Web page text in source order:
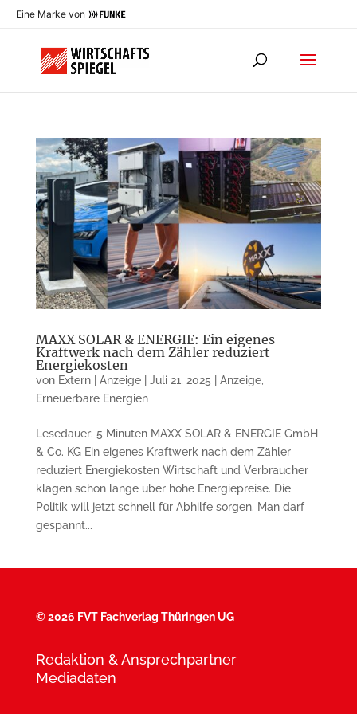
Eine Marke von
MAXX SOLAR & ENERGIE: Ein eigenes
Kraftwerk nach dem Zähler reduziert
Energiekosten
von Extern | Anzeige| Juli 21, 2025 Anzeige,
Erneuerbare Energien
Lesedauer: 5 Minuten MAXX SOLAR & ENERGIE GmbH
& Co. KG Ein eigenes Kraftwerk nach dem Zähler
reduziert Energiekosten Wirtschaft und Verbraucher
klagen schon lange über hohe Energiepreise. Die
Politik will jetzt schnell für Abhilfe sorgen. Man darf
gespannt...
©2026 FVT Fachverlag Thüringen UG
Redaktion & Ansprechpartner
Mediadaten